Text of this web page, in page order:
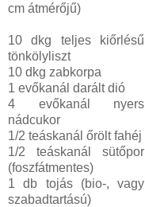
cm átmérőjű)
10 dkg teljes kiőrlésű
tönkölyliszt
10 dkg zabkorpa
1 evőkanál darált dió
4 evőkanál nyers
nádcukor
1/2 teáskanál őrölt fahéj
1/2 teáskanál sütőpor
(foszfátmentes)
1 db tojás (bio-, vagy
szabadtartású)